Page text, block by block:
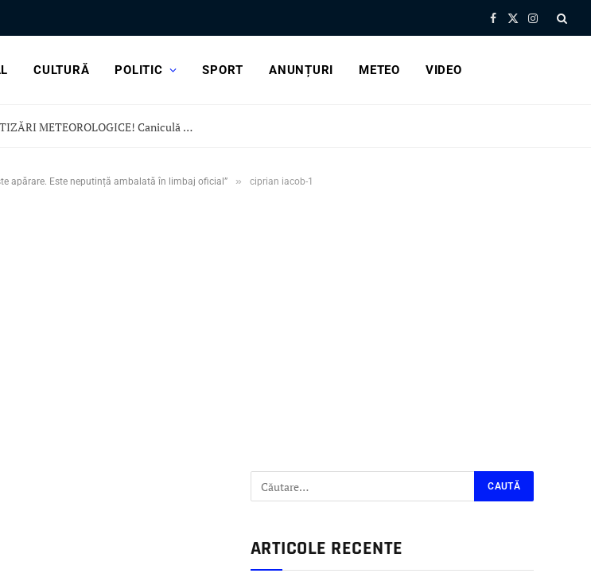
Facebook
X
Instagram
CULTURĂ POLITIC SPORT ANUNȚURI METEO VIDEO
DÂMBOVIȚA, SUB DOUĂ AVERTIZĂRI METEOROLOGICE! Caniculă dar și vijelii și ploi torențiale
apărare. Este neputință ambalată în limbaj oficial” » ciprian iacob-1
ARTICOLE RECENTE